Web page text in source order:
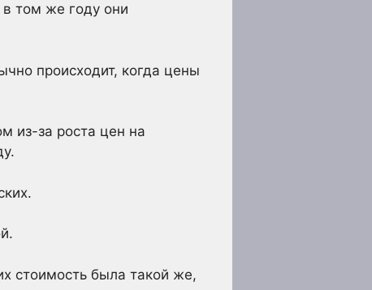
том же году они
происходит, когда цены
из-за роста цен на
стоимость была такой же,